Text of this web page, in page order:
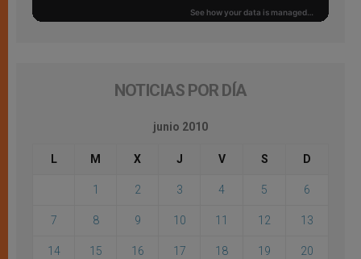
NOTICIAS POR DÍA
junio 2010
L M X J V S D
1 2 3 4 5 6
7 8 9 10 11 12 13
14 15 16 17 18 19 20